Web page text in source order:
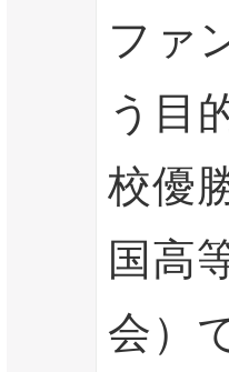
ファ
う目
校優
国高
会）